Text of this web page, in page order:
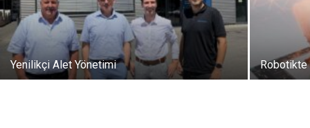
Yenilikçi Alet Yönetimi Robotikte